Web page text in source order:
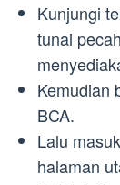
Kunjungi
tunai
Kemudian
BCA.
Lalu
halaman